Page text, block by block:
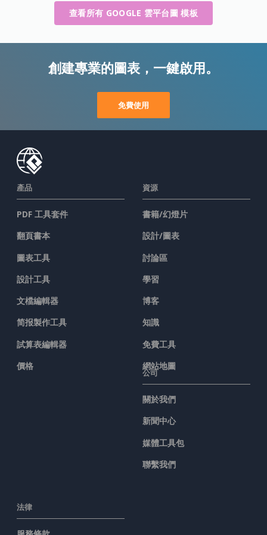
查看所有 GOOGLE 雲平台圖 模板
創建專業的圖表，一鍵啟用。
免費使用
產品
PDF 工具套件
翻頁書本
圖表工具
設計工具
文檔編輯器
简报製作工具
試算表編輯器
價格
資源
書籍/幻燈片
設計/圖表
討論區
學習
博客
知識
免費工具
網站地圖
公司
關於我們
新聞中心
媒體工具包
聯繫我們
法律